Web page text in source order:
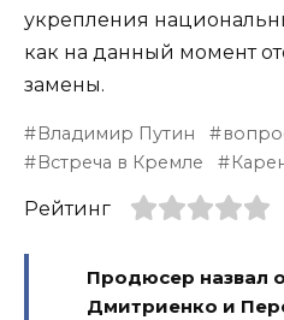
укрепления
как на данный момент
замены.
Владимир Путин
Встреча в Кремле
Рейтинг
Продюсер назвал
Дмитриенко и